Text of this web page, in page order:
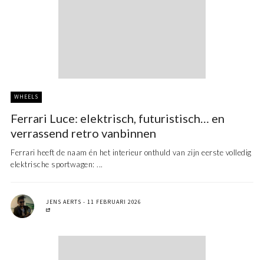
WHEELS
Ferrari Luce: elektrisch, futuristisch… en
verrassend retro vanbinnen
Ferrari heeft de naam én het interieur onthuld van zijn eerste volledig
elektrische sportwagen: ...
JENS AERTS 11 FEBRUARI 2026